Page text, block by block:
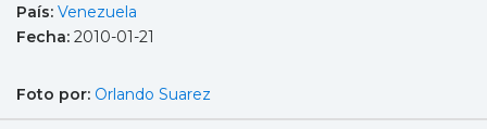
País: Venezuela
Fecha: 2010-01-21
Foto por: Orlando Suarez